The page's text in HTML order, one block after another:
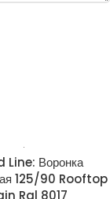
Line: Воронка
125/90 Rooftop
Ral 8017